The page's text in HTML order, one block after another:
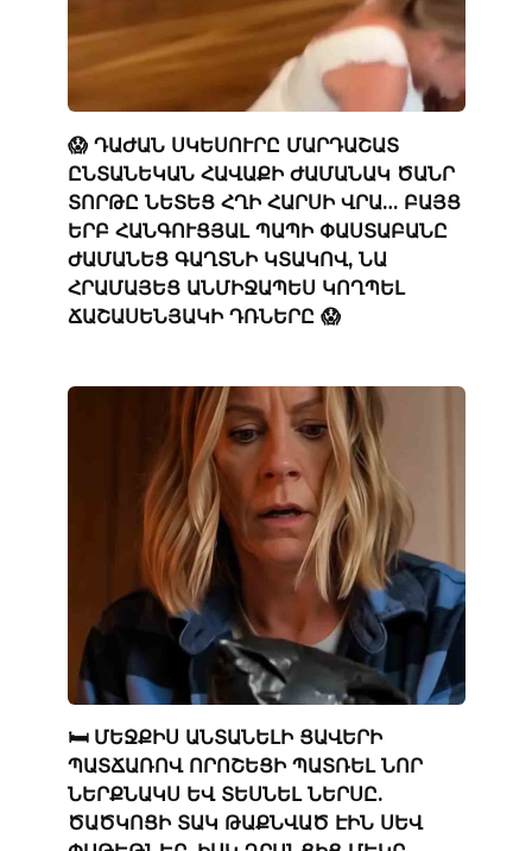
😱 ԴԱԺԱՆ ՍԿԵՍՈՒՐԸ ՄԱՐԴԱՇԱՏ
ԸՆՏԱՆԵԿԱՆ ՀԱՎԱՔԻ ԺԱՄԱՆԱԿ ԾԱՆՐ
ՏՈՐԹԸ ՆԵՏԵՑ ՀՂԻ ՀԱՐՍԻ ՎՐԱ… ԲԱՅՑ
ԵՐԲ ՀԱՆԳՈՒՑՅԱԼ ՊԱՊԻ ՓԱՍՏԱԲԱՆԸ
ԺԱՄԱՆԵՑ ԳԱՂՏՆԻ ԿՏԱԿՈՎ, ՆԱ
ՀՐԱՄԱՅԵՑ ԱՆՄԻՋԱՊԵՍ ԿՈՂՊԵԼ
ՃԱՇԱՍԵՆՅԱԿԻ ԴՌՆԵՐԸ 😱
🛏️ ՄԵՋՔԻՍ ԱՆՏԱՆԵԼԻ ՑԱՎԵՐԻ
ՊԱՏՃԱՌՈՎ ՈՐՈՇԵՑԻ ՊԱՏՌԵԼ ՆՈՐ
ՆԵՐՔՆԱԿՍ ԵՎ ՏԵՍՆԵԼ ՆԵՐՍԸ.
ԾԱԾԿՈՑԻ ՏԱԿ ԹԱՔՆՎԱԾ ԷԻՆ ՍԵՎ